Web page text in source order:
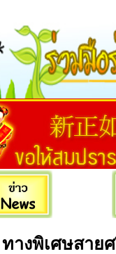
ทางพิเศษสาย